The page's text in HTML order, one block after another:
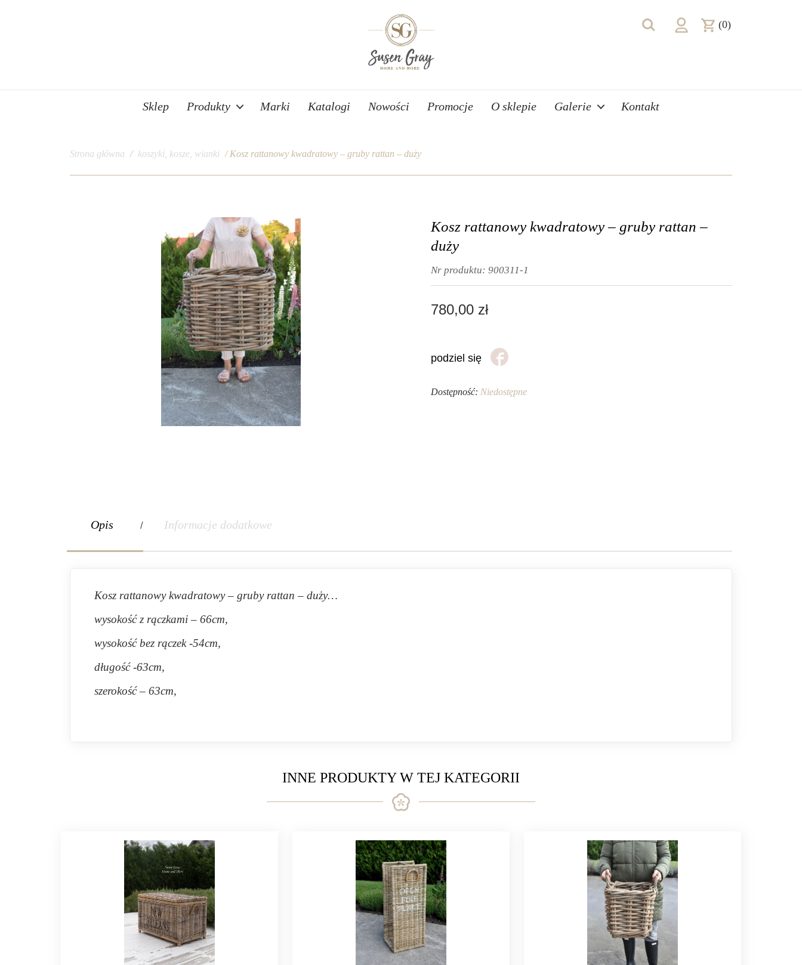
(0)
Sklep Produkty Marki Katalogi Nowości Promocje O sklepie Galerie Kontakt
Strona główna / koszyki, kosze, wianki / Kosz rattanowy kwadratowy – gruby rattan – duży
Kosz rattanowy kwadratowy – gruby rattan –
duży
Nr produktu: 900311-1
780,00 zł
podziel się
Dostępność: Niedostępne
Opis Informacje dodatkowe
Kosz rattanowy kwadratowy – gruby rattan – duży…
wysokość z rączkami – 66cm,
wysokość bez rączek -54cm,
długość -63cm,
szerokość – 63cm,
INNE PRODUKTY W TEJ KATEGORII